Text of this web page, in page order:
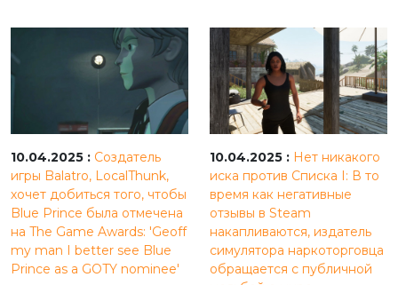
10.04.2025 : Создатель
игры Balatro, LocalThunk,
хочет добиться того, чтобы
Blue Prince была отмечена
на The Game Awards: 'Geoff
my man I better see Blue
Prince as a GOTY nominee'
10.04.2025 : Нет никакого
иска против Списка I: В то
время как негативные
отзывы в Steam
накапливаются, издатель
симулятора наркоторговца
обращается с публичной